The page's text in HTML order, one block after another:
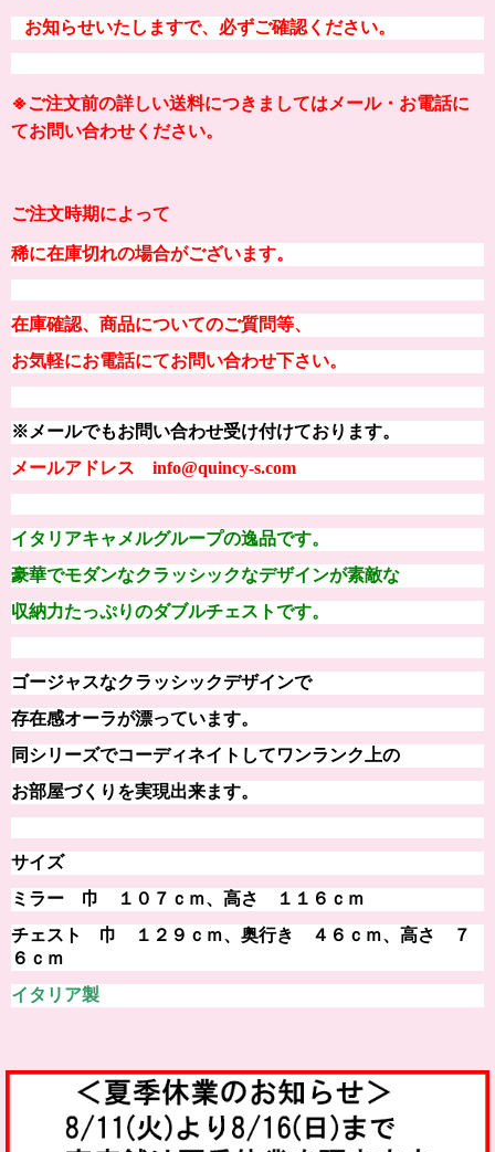
お知らせいたしますで、必ずご確認ください。
※ご注文前の詳しい送料につきましてはメール・お電話に
てお問い合わせください。
ご注文時期によって
稀に在庫切れの場合がございます。
在庫確認、商品についてのご質問等、
お気軽にお電話にてお問い合わせ下さい。
※メールでもお問い合わせ受け付けております。
メールアドレス info@quincy-s.com
イタリアキャメルグループの逸品です。
豪華でモダンなクラッシックなデザインが素敵な
収納力たっぷりのダブルチェストです。
ゴージャスなクラッシックデザインで
存在感オーラが漂っています。
同シリーズでコーディネイトしてワンランク上の
お部屋づくりを実現出来ます。
サイズ
ミラー 巾 １０７ｃｍ、高さ １１６ｃｍ
チェスト 巾 １２９ｃｍ、奥行き ４６ｃｍ、高さ ７
６ｃｍ
イタリア製